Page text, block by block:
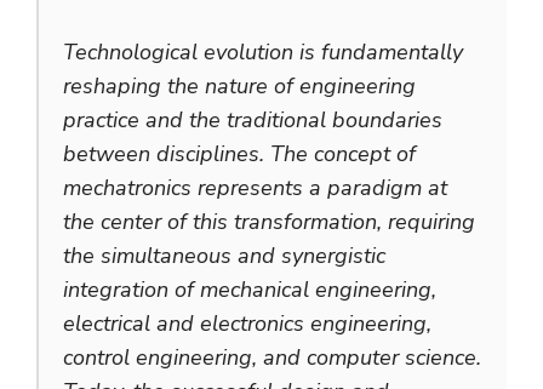
Technological evolution is fundamentally
reshaping the nature of engineering
practice and the traditional boundaries
between disciplines. The concept of
mechatronics represents a paradigm at
the center of this transformation, requiring
the simultaneous and synergistic
integration of mechanical engineering,
electrical and electronics engineering,
control engineering, and computer science.